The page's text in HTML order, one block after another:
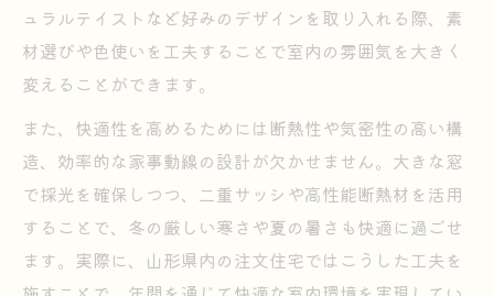
ュラルテイストなど好みのデザインを取り入れる際、素
材選びや色使いを工夫することで室内の雰囲気を大きく
変えることができます。
また、快適性を高めるためには断熱性や気密性の高い構
造、効率的な家事動線の設計が欠かせません。大きな窓
で採光を確保しつつ、二重サッシや高性能断熱材を活用
することで、冬の厳しい寒さや夏の暑さも快適に過ごせ
ます。実際に、山形県内の注文住宅ではこうした工夫を